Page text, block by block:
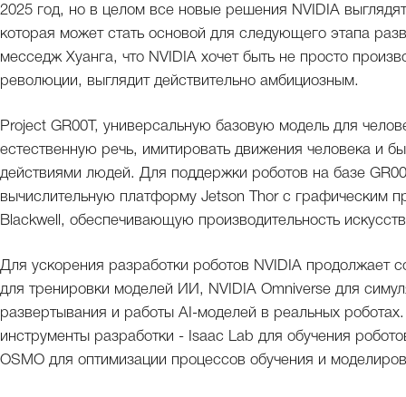
2025 год, но в целом все новые решения NVIDIA
которая может стать основой для следующего этапа
месседж Хуанга, что NVIDIA хочет быть не просто
революции, выглядит действительно амбициозным.
Project GR00T, универсальную базовую модель для
естественную речь, имитировать движения человека и
действиями людей. Для поддержки роботов на базе
вычислительную платформу Jetson Thor с графическим
Blackwell, обеспечивающую производительность
Для ускорения разработки роботов NVIDIA продолжает
для тренировки моделей ИИ, NVIDIA Omniverse для
развертывания и работы AI-моделей в реальных
инструменты разработки - Isaac Lab для обучения
OSMO для оптимизации процессов обучения и